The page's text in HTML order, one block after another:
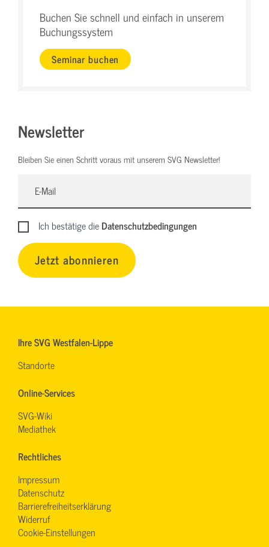
Buchen Sie schnell und einfach in unserem
Buchungssystem
Seminar buchen
Newsletter
Bleiben Sie einen Schritt voraus mit unserem SVG Newsletter!
Ich bestätige dieDatenschutzbedingungen
Jetzt abonnieren
Ihre SVG Westfalen-Lippe
Standorte
Online-Services
SVG-Wiki
Mediathek
Rechtliches
Impressum
Datenschutz
Barrierefreiheitserklärung
Widerruf
Cookie-Einstellungen